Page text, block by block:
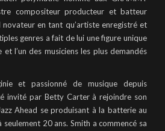
compositeur producteur et batteur
en tant qu’artiste enregistré et
genres a fait de lui une figure unique
l’un des musiciens les plus demandés
et passionné de musique depuis
invité par Betty Carter à rejoindre son
Ahead se produisant à la batterie au
20 ans. Smith a commencé sa